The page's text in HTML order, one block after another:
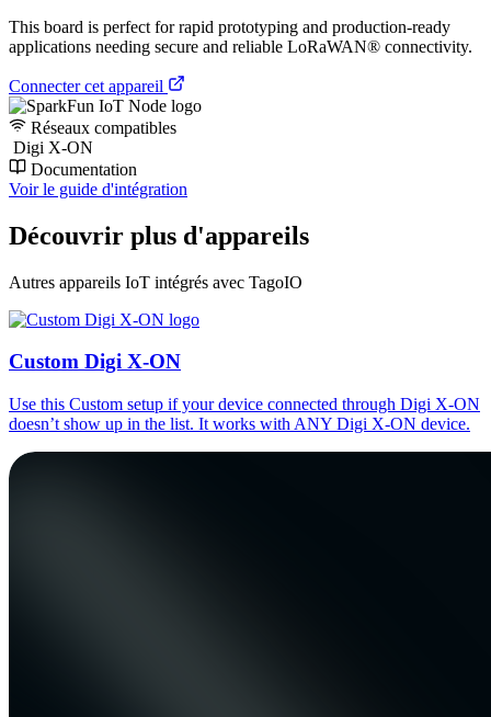
This board is perfect for rapid prototyping and production-ready
applications needing secure and reliable LoRaWAN® connectivity.
Connecter cet appareil
Réseaux compatibles
Digi X-ON
Documentation
Voir le guide d'intégration
Découvrir plus d'appareils
Autres appareils IoT intégrés avec TagoIO
Custom Digi X-ON
Use this Custom setup if your device connected through Digi X-ON
doesn’t show up in the list. It works with ANY Digi X-ON device.